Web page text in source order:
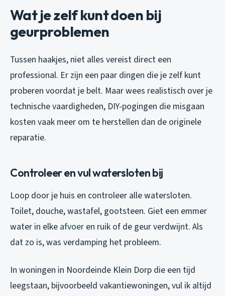
Wat je zelf kunt doen bij
geurproblemen
Tussen haakjes, niet alles vereist direct een
professional. Er zijn een paar dingen die je zelf kunt
proberen voordat je belt. Maar wees realistisch over je
technische vaardigheden, DIY-pogingen die misgaan
kosten vaak meer om te herstellen dan de originele
reparatie.
Controleer en vul watersloten bij
Loop door je huis en controleer alle watersloten.
Toilet, douche, wastafel, gootsteen. Giet een emmer
water in elke afvoer en ruik of de geur verdwijnt. Als
dat zo is, was verdamping het probleem.
In woningen in Noordeinde Klein Dorp die een tijd
leegstaan, bijvoorbeeld vakantiewoningen, vul ik altijd